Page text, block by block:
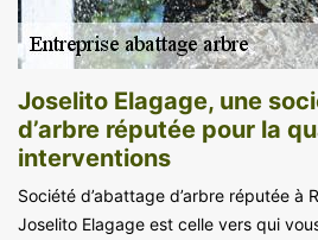
Joselito Elagage, une
d’arbre réputée pour la
interventions
Société d’abattage d’arbre réputée à
Joselito Elagage est celle vers qui